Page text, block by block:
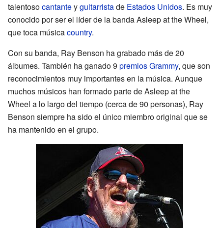
talentosocantanteyguitarristade Estados Unidos. Es muy
conocido por ser el líder de la banda Asleep at the Wheel,
que toca músicacountry.
Con su banda, Ray Benson ha grabado más de 20
álbumes. También ha ganado 9 premios Grammy, que son
reconocimientos muy importantes en la música. Aunque
muchos músicos han formado parte de Asleep at the
Wheel a lo largo del tiempo (cerca de 90 personas), Ray
Benson siempre ha sido el único miembro original que se
ha mantenido en el grupo.